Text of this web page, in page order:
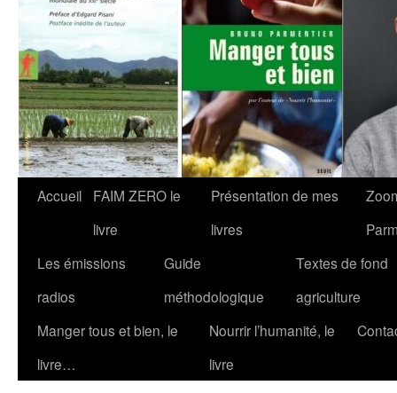
Accueil
FAIM ZERO le
livre
Présentation de mes
livres
Les émissions
radios
Guide
méthodologique
Textes de fond
agriculture
Manger tous et bien, le
livre…
Nourrir l’humanité, le
livre